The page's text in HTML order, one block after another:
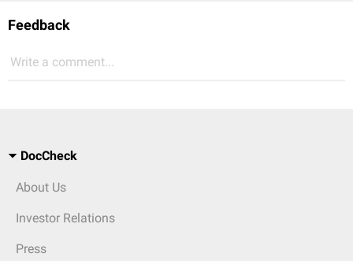
Feedback
Write a comment...
DocCheck
About Us
Investor Relations
Press